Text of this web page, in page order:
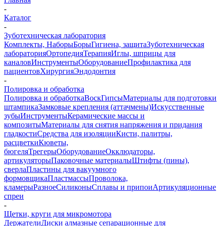
-
Каталог
-
Зуботехническая лаборатория
Комплекты, НаборыБорыГигиена, защитаЗуботехническая
лабораторияОртопедияТерапияИглы, шприцы для
каналовИнструментыОборудованиеПрофилактика для
пациентовХирургияЭндодонтия
-
Полировка и обработка
Полировка и обработкаВоскГипсыМатериалы для подготовки
штампикаЗамковые крепления (аттачмены)Искусственные
зубыИнструментыКерамические массы и
композитыМатериалы для снятия напряжения и придания
гладкостиСредства для изоляцииКисти, палитры,
расцветкиКюветы,
бюгеляТрегерыОборудованиеОкклюдаторы,
артикуляторыПаковочные материалыШтифты (пины),
сверлаПластины для вакуумного
формовщикаПластмассыПроволока,
кламерыРазноеСиликоныСплавы и припоиАртикуляционные
спреи
-
Щетки, круги для микромотора
ДержателиДиски алмазные сепарационные для